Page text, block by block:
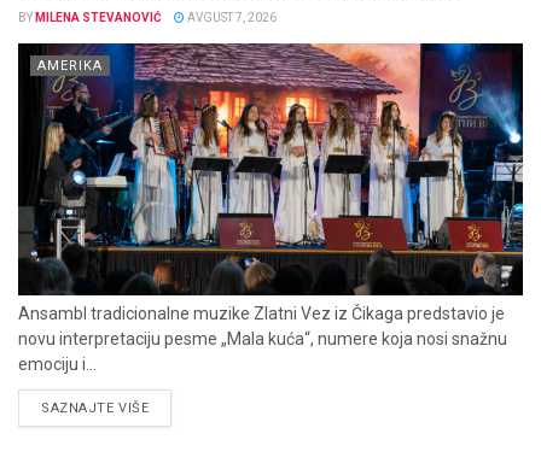
BY MILENA STEVANOVIĆ AVGUST 7, 2026
AMERIKA
Ansambl tradicionalne muzike Zlatni Vez iz Čikaga predstavio je
novu interpretaciju pesme „Mala kuća“, numere koja nosi snažnu
emociju i...
SAZNAJTE VIŠEDETAILS